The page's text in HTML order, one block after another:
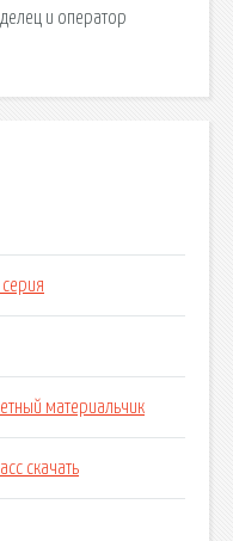
и оператор
материальчик
скачать